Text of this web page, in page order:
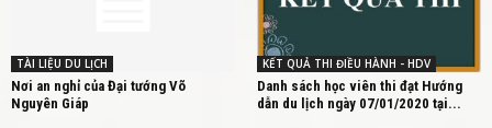
TÀI LIỆU DU LỊCH
Nơi an nghỉ của Đại tướng Võ
Nguyên Giáp
KẾT QUẢ THI ĐIỀU HÀNH - HDV
Danh sách học viên thi đạt Hướng
dẫn du lịch ngày 07/01/2020 tại...